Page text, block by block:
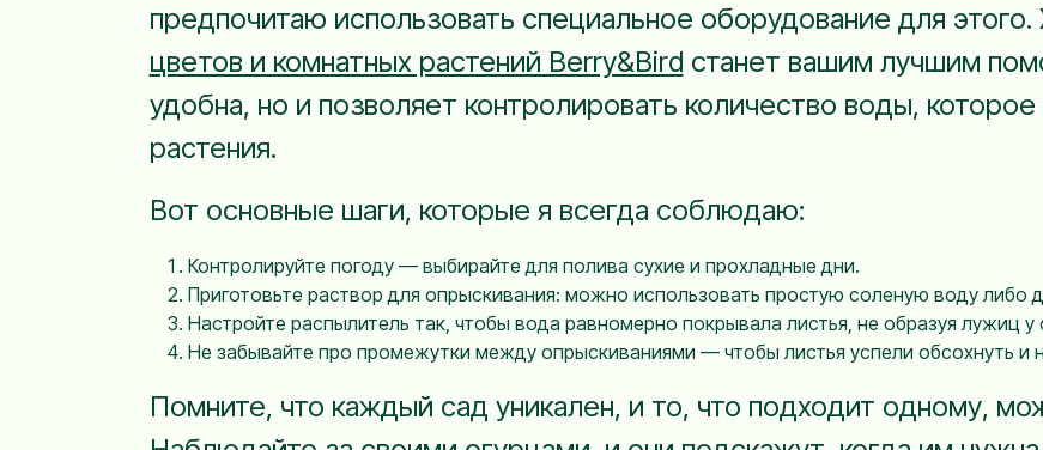
предпочитаю использовать специальное оборудование для
цветов и комнатных растений Berry&Bird станет вашим лучшим
удобна, но и позволяет контролировать количество воды,
растения.
Вот основные шаги, которые я всегда соблюдаю:
Контролируйте погоду — выбирайте для полива сухие и прохладные дни.
Приготовьте раствор для опрыскивания: можно использовать простую соленую воду либо
Настройте распылитель так, чтобы вода равномерно покрывала листья, не образуя лужиц у
Не забывайте про промежутки между опрыскиваниями — чтобы листья успели обсохнуть и
Помните, что каждый сад уникален, и то, что подходит одному,